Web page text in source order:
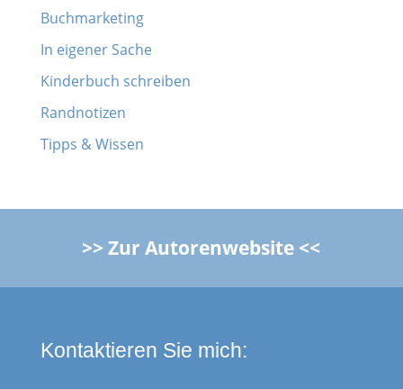
Buchmarketing
In eigener Sache
Kinderbuch schreiben
Randnotizen
Tipps & Wissen
>> Zur Autorenwebsite <<
Kontaktieren Sie mich: